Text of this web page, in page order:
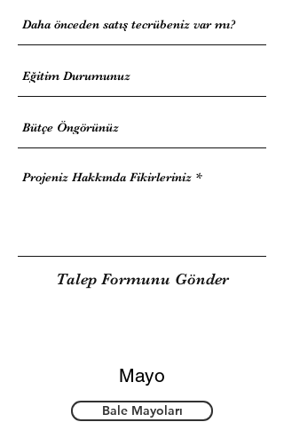
Talep Formunu Gönder
Mayo
Bale Mayoları